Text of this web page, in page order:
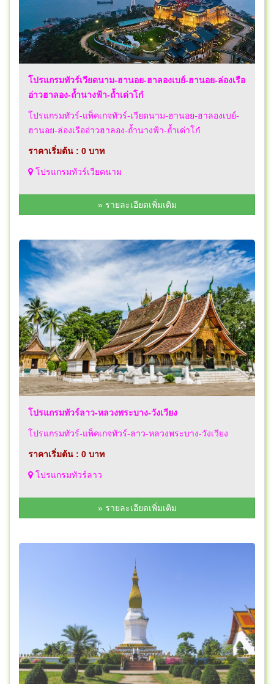
โปรแกรมทัวร์เวียดนาม-ฮานอย-ฮาลองเบย์-ฮานอย-ล่องเรือ
อ่าวฮาลอง-ถ้ำนางฟ้า-ถ้ำเด่าโก๋
โปรแกรมทัวร์-แพ็คเกจทัวร์-เวียดนาม-ฮานอย-ฮาลองเบย์-
ฮานอย-ล่องเรืออ่าวฮาลอง-ถ้ำนางฟ้า-ถ้ำเด่าโก๋
ราคาเริ่มต้น : 0 บาท
โปรแกรมทัวร์เวียดนาม
» รายละเอียดเพิ่มเติม
โปรแกรมทัวร์ลาว-หลวงพระบาง-วังเวียง
โปรแกรมทัวร์-แพ็คเกจทัวร์-ลาว-หลวงพระบาง-วังเวียง
ราคาเริ่มต้น : 0 บาท
โปรแกรมทัวร์ลาว
» รายละเอียดเพิ่มเติม